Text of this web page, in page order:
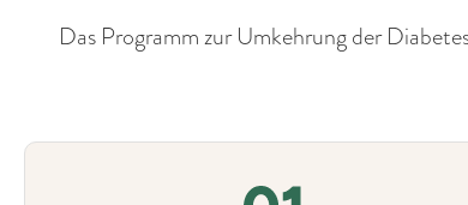
Das Programm zur Umkehrung der